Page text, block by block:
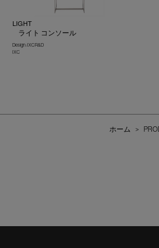
LIGHT
ライト コンソール
Design : IXC R&D
IXC
ホーム >